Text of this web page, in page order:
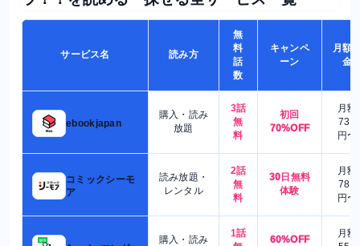
サービス名 読み方
無
料
話
数
キャンペ
ーン
月額
金
ebookjapan
購入・読み
放題
3話
無
料
初回
70%OFF
月額
730
円〜
コミックシーモ
ア
読み放題・
レンタル
2話
無
料
30日無料
体験
月額
780
円〜
購入・読み
1話
60%OFF
月額